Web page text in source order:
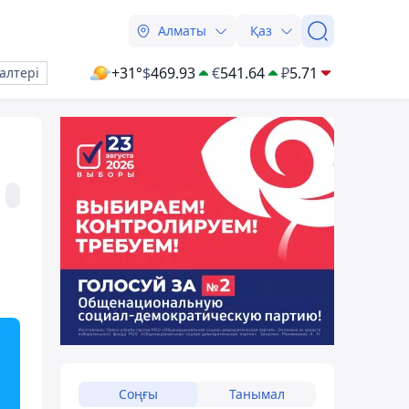
Алматы Қаз
+31°$469.93 €541.64 ₽5.71
Соңғы Танымал